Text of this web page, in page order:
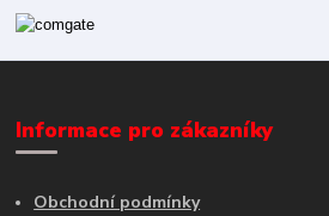
Informace pro zákazníky
Obchodní podmínky